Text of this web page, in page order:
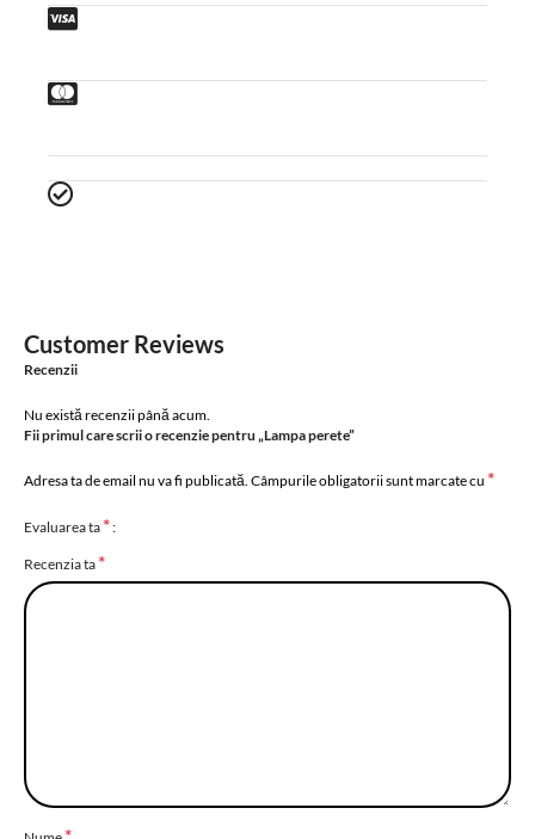
Customer Reviews
Recenzii
Nu există recenzii până acum.
Fii primul care scrii o recenzie pentru „Lampa perete”
Adresa ta de email nu va fi publicată. Câmpurile obligatorii sunt marcate cu *
Evaluarea ta *
Recenzia ta *